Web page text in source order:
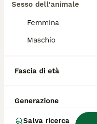
Sesso dell'animale
Femmina
Maschio
Fascia di età
Generazione
Salva ricerca
FAQ
,anche se i prezzi
dell'allevatore e la